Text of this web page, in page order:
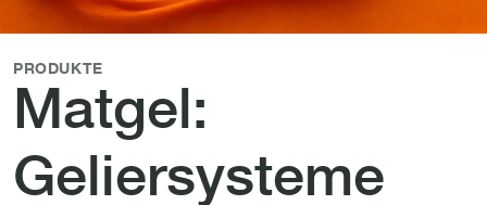
PRODUKTE
Matgel:
Geliersysteme